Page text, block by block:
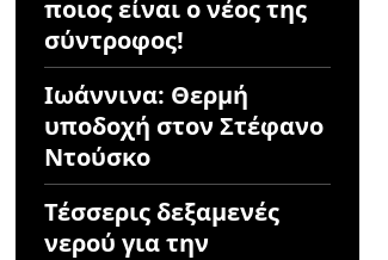
ποιος είναι ο νέος της
σύντροφος!
Ιωάννινα: Θερμή
υποδοχή στον Στέφανο
Ντούσκο
Τέσσερις δεξαμενές
νερού για την